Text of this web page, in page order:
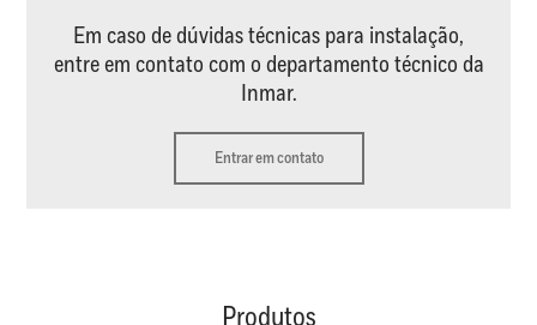
Em caso de dúvidas técnicas para instalação,
entre em contato com o departamento técnico da
Inmar.
Entrar em contato
Produtos